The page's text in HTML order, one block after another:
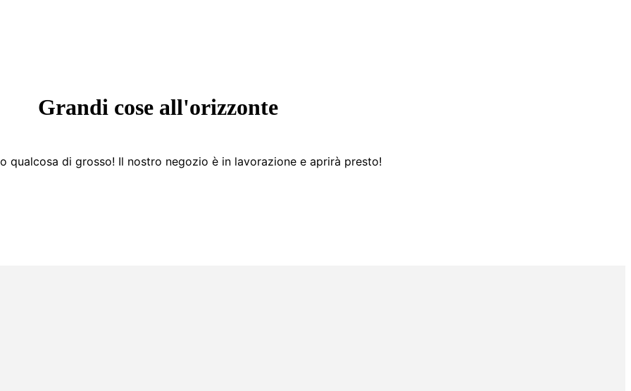
Grandi cose all'orizzonte
qualcosa di grosso! Il nostro negozio è in lavorazione e aprirà presto!